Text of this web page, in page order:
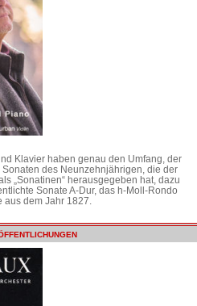
Klavier haben genau den Umfang, der
des Neunzehnjährigen, die der
„Sonatinen“ herausgegeben hat, dazu
Sonate A-Dur, das h-Moll-Rondo
dem Jahr 1827.